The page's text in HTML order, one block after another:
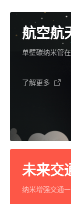
航空航
单壁碳纳米管
了解更多
未来交
纳米增强交通